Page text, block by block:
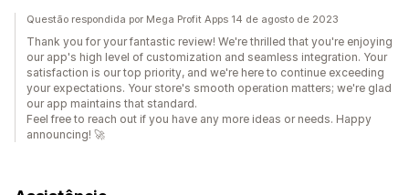
Questão respondida por Mega Profit Apps 14 de agosto de 2023
Thank you for your fantastic review! We're thrilled that you're enjoying
our app's high level of customization and seamless integration. Your
satisfaction is our top priority, and we're here to continue exceeding
your expectations. Your store's smooth operation matters; we're glad
our app maintains that standard.
Feel free to reach out if you have any more ideas or needs. Happy
announcing! 🚀